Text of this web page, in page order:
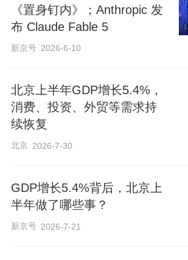
《置身钉内》；Anthropic 发
布 Claude Fable 5
新京号 2026-6-10
北京上半年GDP增长5.4%，
消费、投资、外贸等需求持
续恢复
北京 2026-7-30
GDP增长5.4%背后，北京上
半年做了哪些事？
新京号 2026-7-21